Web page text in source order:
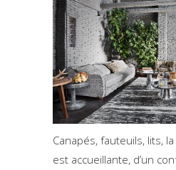
Canapés, fauteuils, lits,
est accueillante, d’un